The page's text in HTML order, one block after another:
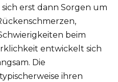
erst dann Sorgen um
beim
entwickelt sich
Die
ihren